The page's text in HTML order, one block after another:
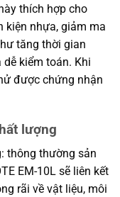
thích hợp cho
kiện nhựa, giảm ma
tăng thời gian
kiểm toán. Khi
được chứng nhận
lượng
thông thường sản
EM-10L sẽ liên kết
rãi về vật liệu, môi